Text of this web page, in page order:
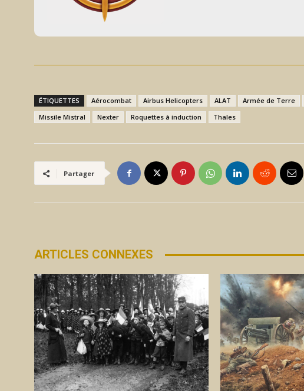
ÉTIQUETTES Aérocombat Airbus Helicopters ALAT Armée de Terre
Missile Mistral
Nexter Roquettes à induction Thales
Partager
ARTICLES CONNEXES